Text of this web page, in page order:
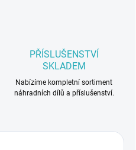
PŘÍSLUŠENSTVÍ
SKLADEM
Nabízíme kompletní sortiment
náhradních dílů a příslušenství.